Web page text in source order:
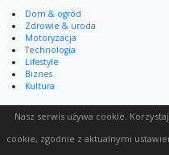
Dom & ogród
Zdrowie & uroda
Motoryzacja
Technologia
Lifestyle
Biznes
Kultura
Nasz serwis używa cookie.
cookie, zgodnie z aktualnymi